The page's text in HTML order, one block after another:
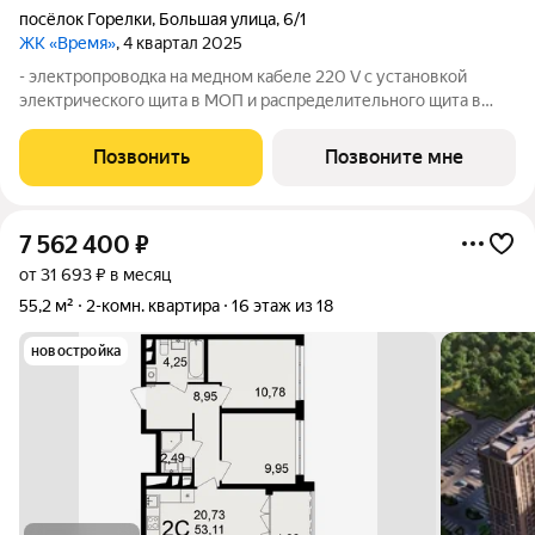
посёлок Горелки, Большая улица,6/1
ЖК «Время», 4 квартал 2025
- электропроводка на медном кабеле 220 V с установкой
электрического щита в МОП и распределительного щита в
выключатели; - установлена силовая электрическая розетка
для самостоятельной установки
Позвонить Позвоните мне
7 562 400 ₽
от 31 693 ₽ в месяц
55,2 м²
2-комн. квартира 16 этаж из 18
новостройка